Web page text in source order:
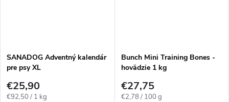
SANADOG Adventný kalendár
pre psy XL
€25,90
Jednotková
€92,50 / 1 kg
Bunch Mini Training Bones -
hovädzie 1 kg
€27,75
Jednotková
€2,78 / 100 g